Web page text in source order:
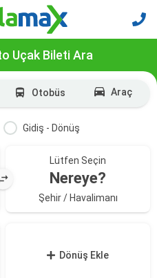
Uçak Bileti Ara
Otobüs Araç
Gidiş - Dönüş
Lütfen Seçin
Nereye?
Şehir / Havalimanı
Dönüş Ekle